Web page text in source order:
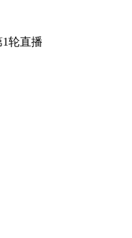
轮直播